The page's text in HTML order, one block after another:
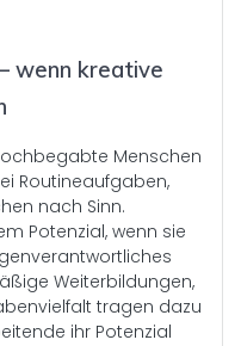
wenn kreative
Menschen
Routineaufgaben,
nach Sinn.
Potenzial, wenn sie
Weiterbildungen,
tragen dazu
ihr Potenzial